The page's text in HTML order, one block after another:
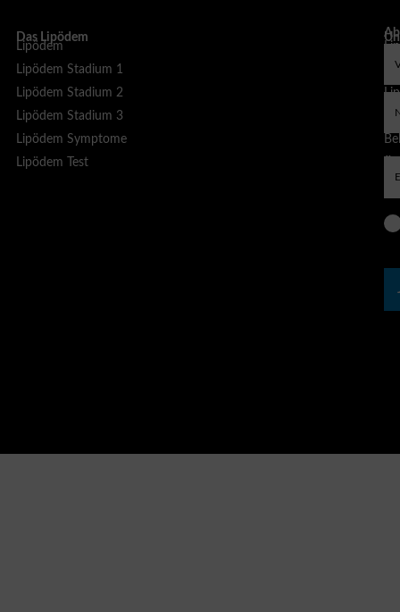
Das Lipödem
Lipödem
Lipödem Stadium 1
Lipödem Stadium 2
Lipödem Stadium 3
Lipödem Symptome
Lipödem Test